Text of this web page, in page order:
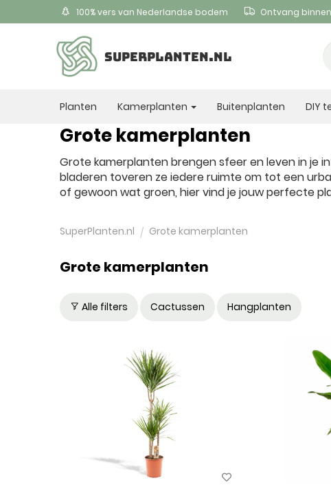
100% vers van Nederlandse bodem Ontvang
SUPERPLANTEN.NL
Planten Kamerplanten Buitenplanten DIY
Grote kamerplanten
Grote kamerplanten brengen sfeer en leven in je
bladeren toveren ze iedere ruimte om tot een
of gewoon wat groen, hier vind je jouw perfecte
SuperPlanten.nl Grote kamerplanten
Grote kamerplanten
Alle filters Cactussen Hangplanten